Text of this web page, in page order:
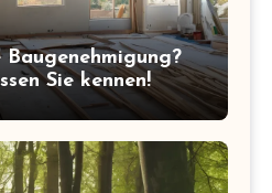
Sie kennen!